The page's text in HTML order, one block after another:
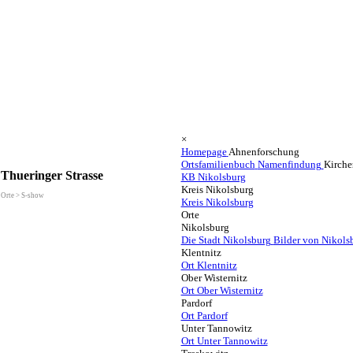
×
HomepageAhnenforschung
Ortsfamilienbuch Namenfindung
KB Nikolsburg
Kreis Nikolsburg
Kreis Nikolsburg
Orte
Nikolsburg
Die Stadt Nikolsburg Bilder von
Klentnitz
Ort Klentnitz
Ober Wisternitz
Ort Ober Wisternitz
Pardorf
Ort Pardorf
Unter Tannowitz
Ort Unter Tannowitz
Thueringer Strasse
Orte > S-show